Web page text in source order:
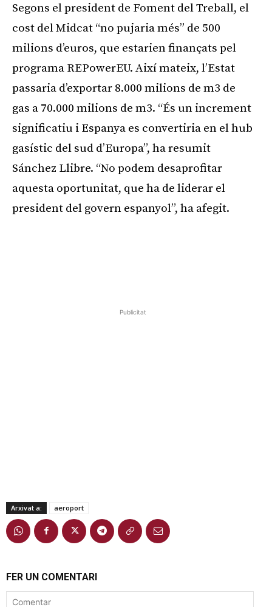
Segons el president de Foment del Treball, el
cost del Midcat “no pujaria més” de 500
milions d’euros, que estarien finançats pel
programa REPowerEU. Així mateix, l’Estat
passaria d’exportar 8.000 milions de m3 de
gas a 70.000 milions de m3. “És un increment
significatiu i Espanya es convertiria en el hub
gasístic del sud d’Europa”, ha resumit
Sánchez Llibre. “No podem desaprofitar
aquesta oportunitat, que ha de liderar el
president del govern espanyol”, ha afegit.
Publicitat
Arxivat a: aeroport
FER UN COMENTARI